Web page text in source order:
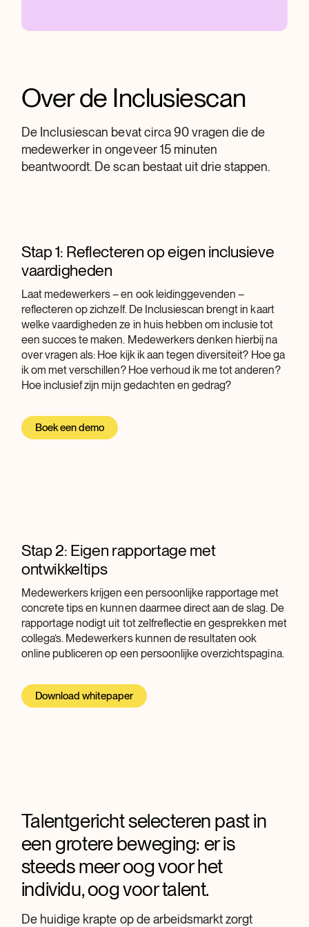
Over de Inclusiescan
De Inclusiescan bevat circa 90 vragen die de
medewerker in ongeveer 15 minuten
beantwoordt. De scan bestaat uit drie stappen.
Stap 1: Reflecteren op eigen inclusieve
vaardigheden
Laat medewerkers – en ook leidinggevenden –
reflecteren op zichzelf. De Inclusiescan brengt in kaart
welke vaardigheden ze in huis hebben om inclusie tot
een succes te maken. Medewerkers denken hierbij na
over vragen als: Hoe kijk ik aan tegen diversiteit? Hoe ga
ik om met verschillen? Hoe verhoud ik me tot anderen?
Hoe inclusief zijn mijn gedachten en gedrag?
Boek een demo
Stap 2: Eigen rapportage met
ontwikkeltips
Medewerkers krijgen een persoonlijke rapportage met
concrete tips en kunnen daarmee direct aan de slag. De
rapportage nodigt uit tot zelfreflectie en gesprekken met
collega’s. Medewerkers kunnen de resultaten ook
online publiceren op een persoonlijke overzichtspagina.
Download whitepaper
Talentgericht selecteren past in
een grotere beweging: er is
steeds meer oog voor het
individu, oog voor talent.
De huidige krapte op de arbeidsmarkt zorgt
Een leuk sollicitatieproces voor de
kandidaten
Kandidaten vinden het solliciteren leuk: Dat
maakt het traineeship van De Toekomst van
Boskalis gebruikt het
recruitmentportal om de beste
selectie te maken in kandidaten
traineeship
Bij Boskalis ontdekt toptalent spelenderwijs of
Selectie van toptalent bij
Randstad volgens de
Recruitment methode
“Management trainees kijken altijd positief terug
op onze selectieprocedure. Toch kon het volgens
Berenschot maakt organisaties
toekomstklaar met My Future:
vernieuwend programma met
portal van Assessio
Najaar 2020. Berenschot lanceert My Future: een